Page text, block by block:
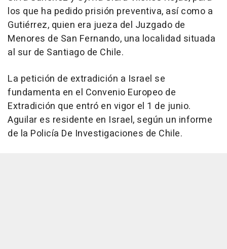
los que ha pedido prisión preventiva, así como a
Gutiérrez, quien era jueza del Juzgado de
Menores de San Fernando, una localidad situada
al sur de Santiago de Chile.
La petición de extradición a Israel se
fundamenta en el Convenio Europeo de
Extradición que entró en vigor el 1 de junio.
Aguilar es residente en Israel, según un informe
de la Policía De Investigaciones de Chile.